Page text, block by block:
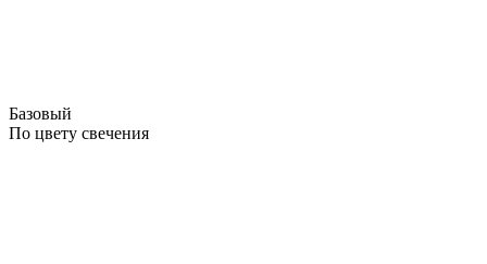
Базовый
По цвету свечения